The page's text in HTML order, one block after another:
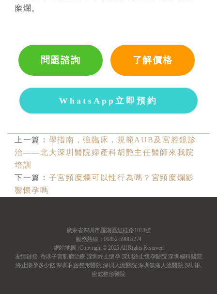
糜爛。
問題諮詢 了解價格
WhatsApp立即預約
上一篇： 學指南，強臨床，規範AUB及宮腔鏡診
治——北大深圳醫院婦產科胡艷主任醫師來我院
培訓
下一篇： 子宮頸糜爛可以性行為嗎？宮頸糜爛影
響懷孕嗎
廣東省深圳市羅湖區紅桂路1018號
服務熱線：00852-59885274
網站地圖 | Copyright © 2025 All Rights Reserved
友情鏈接: 香港子宮肌瘤治療 深圳終止懷孕深圳終止懷孕醫院深圳婦科醫院
終止懷孕多少錢深圳私密整形醫院深圳人流醫院深圳無痛人流醫院深圳私
密處整形醫院